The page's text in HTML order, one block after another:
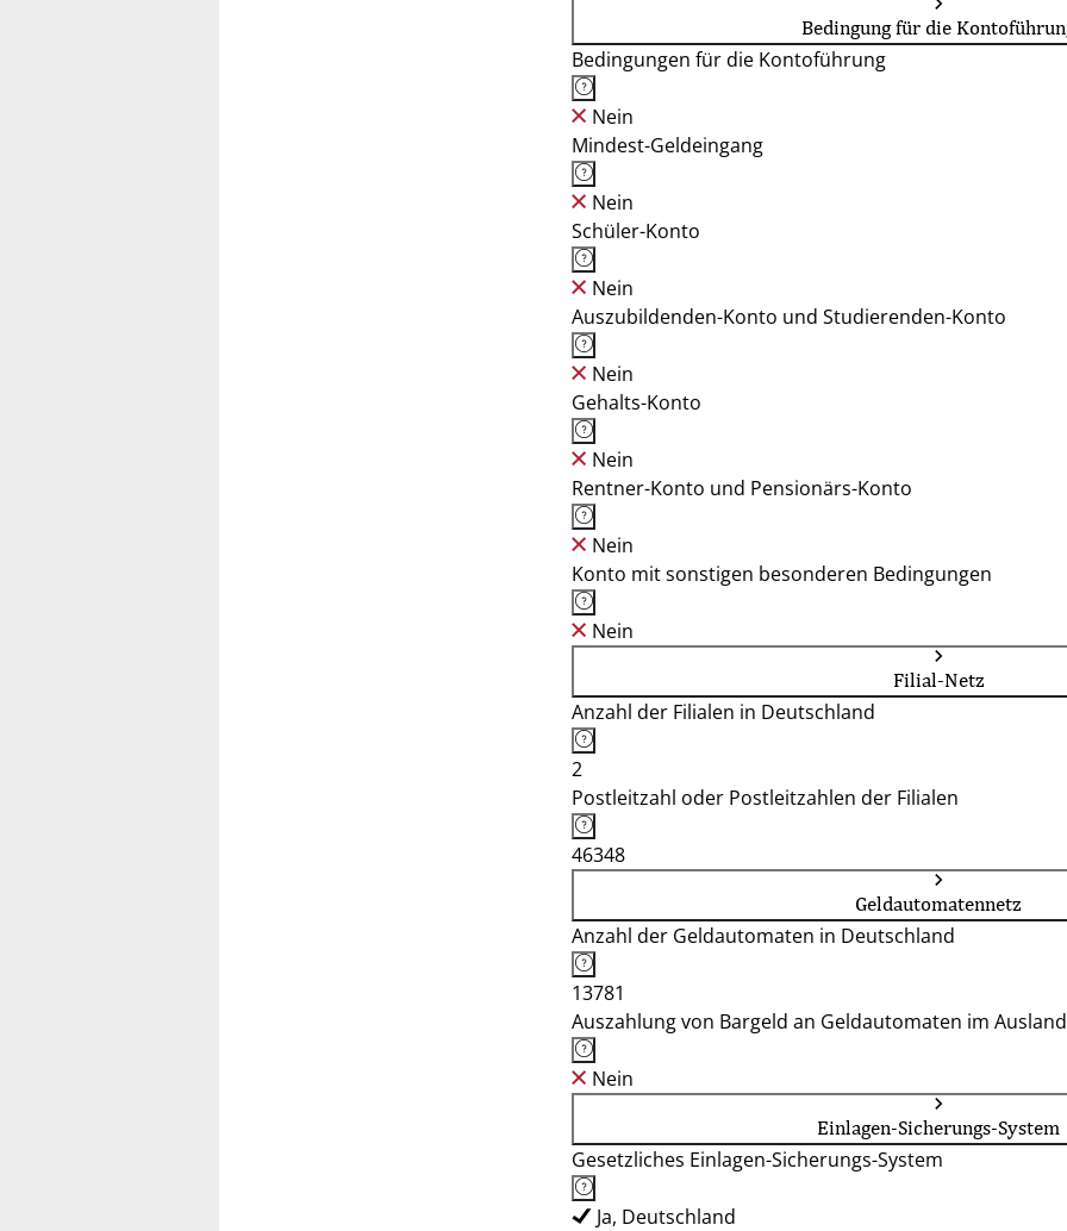
Bedingung für die
Bedingungen für die Kontoführung
Nein
Mindest-Geldeingang
Nein
Schüler-Konto
Nein
Auszubildenden-Konto und Studierenden-Konto
Nein
Gehalts-Konto
Nein
Rentner-Konto und Pensionärs-Konto
Nein
Konto mit sonstigen besonderen Bedingungen
Nein
Filial-Netz
Anzahl der Filialen in Deutschland
2
Postleitzahl oder Postleitzahlen der Filialen
46348
Geldautomatennetz
Anzahl der Geldautomaten in Deutschland
13781
Auszahlung von Bargeld an Geldautomaten im
Nein
Einlagen-Sicherungs-System
Gesetzliches Einlagen-Sicherungs-System
Ja, Deutschland